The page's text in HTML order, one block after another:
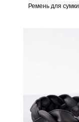
Ремень для сумки